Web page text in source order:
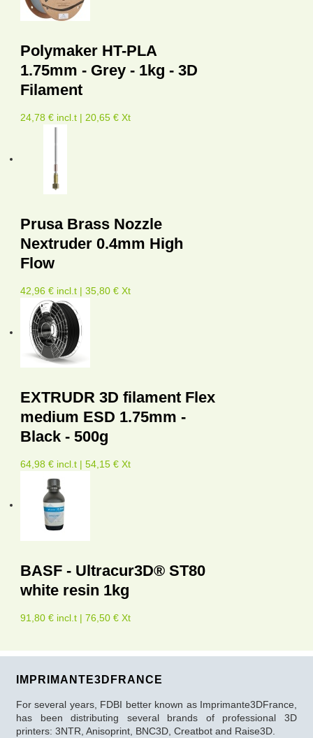
Polymaker HT-PLA
1.75mm - Grey - 1kg - 3D
Filament
24,78 € incl.t | 20,65 € Xt
Prusa Brass Nozzle
Nextruder 0.4mm High
Flow
42,96 € incl.t | 35,80 € Xt
EXTRUDR 3D filament Flex
medium ESD 1.75mm -
Black - 500g
64,98 € incl.t | 54,15 € Xt
BASF - Ultracur3D® ST80
white resin 1kg
91,80 € incl.t | 76,50 € Xt
IMPRIMANTE3DFRANCE
For several years, FDBI better known as Imprimante3DFrance,
has been distributing several brands of professional 3D
printers: 3NTR, Anisoprint, BNC3D, Creatbot and Raise3D.